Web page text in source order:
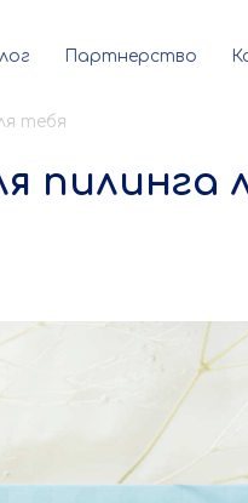
Партнерство
тебя
пилинга